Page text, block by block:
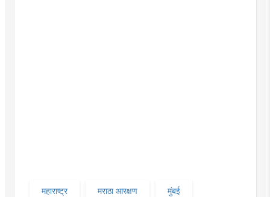
महाराष्ट्र मराठा आरक्षण मुंबई